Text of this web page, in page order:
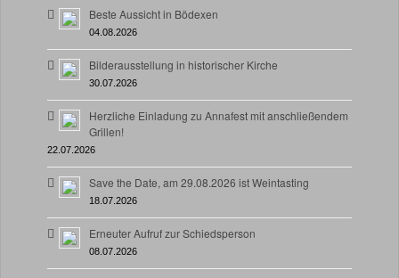
Beste Aussicht in Bödexen
04.08.2026
Bilderausstellung in historischer Kirche
30.07.2026
Herzliche Einladung zu Annafest mit anschließendem
Grillen!
22.07.2026
Save the Date, am 29.08.2026 ist Weintasting
18.07.2026
Erneuter Aufruf zur Schiedsperson
08.07.2026